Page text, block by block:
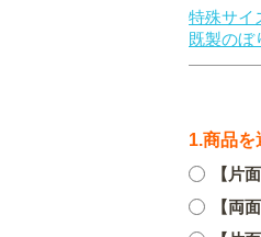
特殊サイ
既製のぼ
1.商品を
【片
【両